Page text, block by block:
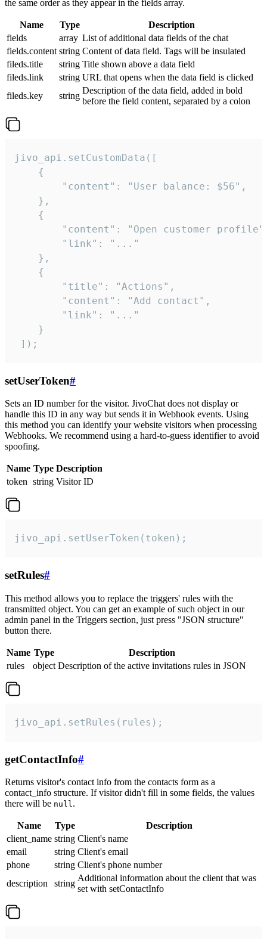
the same order as they appear in the fields array.
Name Type
Description
fields
array List of additional data fields of the chat
fields.content string Content of data field. Tags will be insulated
fileds.title
string Title shown above a data field
fileds.link
string URL that opens when the data field is clicked
fileds.key
string
Description of the data field, added in bold
before the field content, separated by a colon
jivo_api.setCustomData([
    {
        "content": "User balance: $56",
    },
    {
"content": "Open customer
        "link": "..."
    },
    {
        "title": "Actions",
        "content": "Add contact",
        "link": "..."
    }
]);
setUserToken#
Sets an ID number for the visitor. JivoChat does not display or
handle this ID in any way but sends it in Webhook events. Using
this method you can identify your website visitors when processing
Webhooks. We recommend using a hard-to-guess identifier to avoid
spoofing.
Name Type Description
token string Visitor ID
jivo_api.setUserToken(token);
setRules#
This method allows you to replace the triggers' rules with the
transmitted object. You can get an example of such object in our
admin panel in the Triggers section, just press "JSON structure"
button there.
Name Type
Description
rules
object Description of the active invitations rules in JSON
jivo_api.setRules(rules);
getContactInfo#
Returns visitor's contact info from the contacts form as a
contact_info structure. If visitor didn't fill in some fields, the values
there will be null.
Name Type
Description
client_name string Client's name
email
string Client's email
phone
string Client's phone number
description
string
Additional information about the client that was
set with setContactInfo